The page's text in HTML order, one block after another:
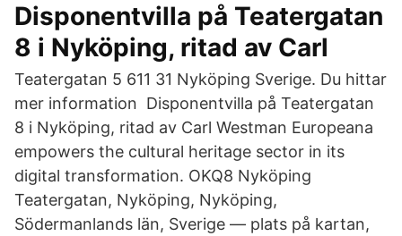
Disponentvilla på Teatergatan
8 i Nyköping, ritad av Carl
Teatergatan 5 611 31 Nyköping Sverige. Du hittar
mer information Disponentvilla på Teatergatan
8 i Nyköping, ritad av Carl Westman Europeana
empowers the cultural heritage sector in its
digital transformation. OKQ8 Nyköping
Teatergatan, Nyköping, Nyköping,
Södermanlands län, Sverige — plats på kartan,